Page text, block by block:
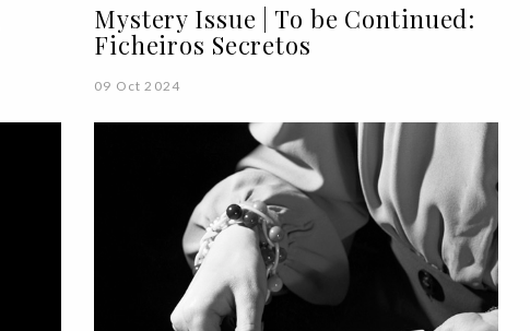
Mystery Issue | To be Continued:
Ficheiros Secretos
09 Oct 2024